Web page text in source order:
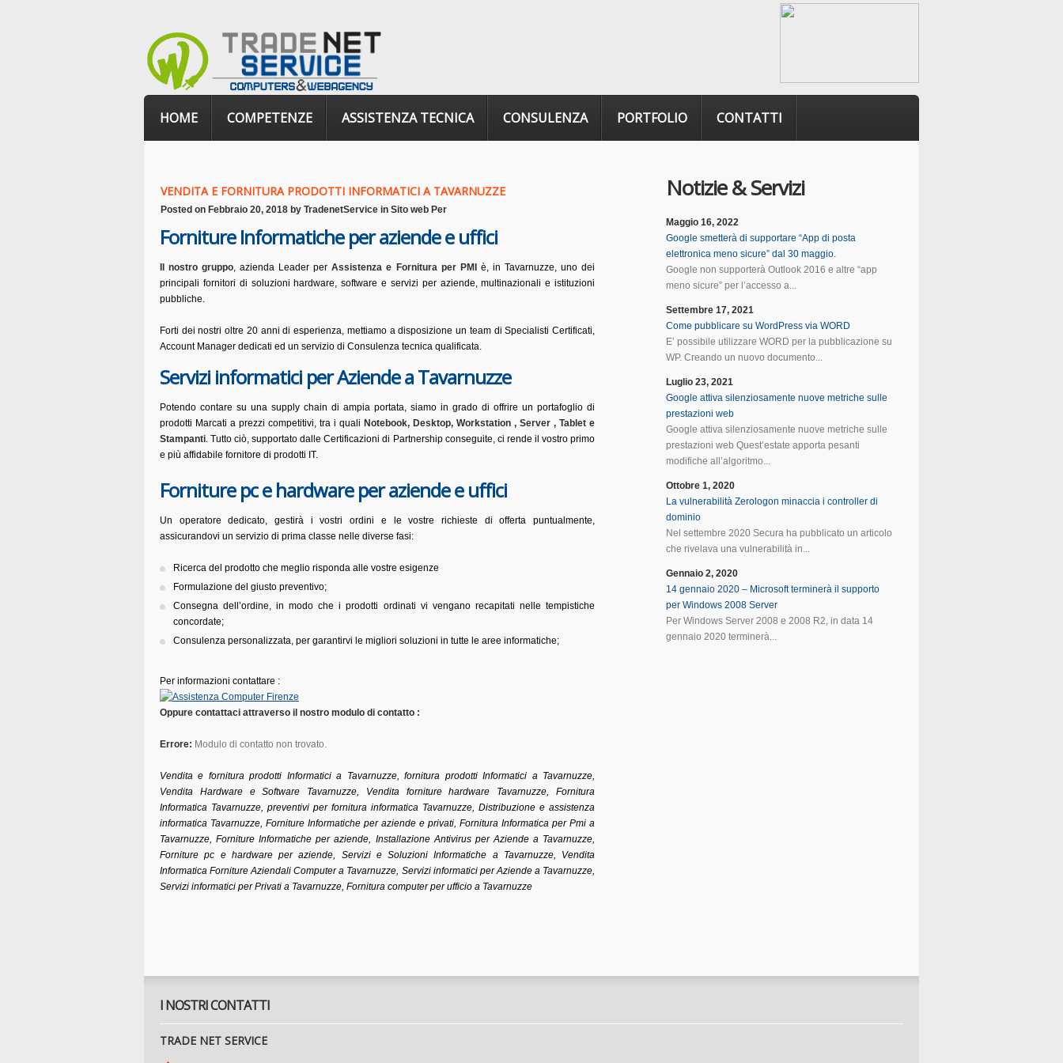
HOME COMPETENZE ASSISTENZA TECNICA CONSULENZA PORTFOLIO CONTATTI
VENDITA E FORNITURA PRODOTTI INFORMATICI A TAVARNUZZE
Posted on Febbraio 20, 2018 by TradenetService in Sito web Per
Forniture Informatiche per aziende e uffici
Il nostro gruppo, azienda Leader perAssistenza e Fornitura per PMI
è, in Tavarnuzze, uno dei
principali fornitori di soluzioni hardware, software e servizi per aziende, multinazionali e istituzioni
pubbliche.
Forti dei nostri oltre 20 anni di esperienza, mettiamo a disposizione un team di Specialisti Certificati,
Account Manager dedicati ed un servizio di Consulenza tecnica qualificata.
Servizi informatici per Aziende a Tavarnuzze
Potendo contare su una supply chain di ampia portata, siamo in grado di offrire un portafoglio di
prodotti Marcati a prezzi competitivi, tra i quali Notebook, Desktop, Workstation , Server , Tablet e
Stampanti. Tutto ciò, supportato dalle Certificazioni di Partnership conseguite, ci rende il vostro primo
e più affidabile fornitore di prodotti IT.
Forniture pc e hardware per aziende e uffici
Un operatore dedicato, gestirà i vostri ordini e le vostre richieste di offerta puntualmente,
assicurandovi un servizio di prima classe nelle diverse fasi:
Ricerca del prodotto che meglio risponda alle vostre esigenze
Formulazione del giusto preventivo;
Consegna dell’ordine, in modo che i prodotti ordinati vi vengano recapitati nelle tempistiche
concordate;
Consulenza personalizzata, per garantirvi le migliori soluzioni in tutte le aree informatiche;
Per informazioni contattare :
Oppure contattaci attraverso il nostro modulo di contatto :
Errore: Modulo di contatto non trovato.
Vendita e fornitura prodotti Informatici a Tavarnuzze, fornitura prodotti Informatici a Tavarnuzze,
Vendita Hardware e Software Tavarnuzze, Vendita forniture hardware Tavarnuzze, Fornitura
Informatica Tavarnuzze, preventivi per fornitura informatica Tavarnuzze, Distribuzione e assistenza
informatica Tavarnuzze, Forniture Informatiche per aziende e privati, Fornitura Informatica per Pmi a
Tavarnuzze, Forniture Informatiche per aziende, Installazione Antivirus per Aziende a Tavarnuzze,
Forniture pc e hardware per aziende, Servizi e Soluzioni Informatiche a Tavarnuzze, Vendita
Informatica Forniture Aziendali Computer a Tavarnuzze, Servizi informatici per Aziende a Tavarnuzze,
Servizi informatici per Privati a Tavarnuzze, Fornitura computer per ufficio a Tavarnuzze
Notizie & Servizi
Maggio 16, 2022
Google smetterà di supportare “App di posta
elettronica meno sicure” dal 30 maggio.
Google non supporterà Outlook 2016 e altre “app
meno sicure” per l’accesso a...
Settembre 17, 2021
Come pubblicare su WordPress via WORD
E’ possibile utilizzare WORD per la pubblicazione su
WP. Creando un nuovo documento...
Luglio 23, 2021
Google attiva silenziosamente nuove metriche sulle
prestazioni web
Google attiva silenziosamente nuove metriche sulle
prestazioni web Quest’estate apporta pesanti
modifiche all’algoritmo...
Ottobre 1, 2020
La vulnerabilità Zerologon minaccia i controller di
dominio
Nel settembre 2020 Secura ha pubblicato un articolo
che rivelava una vulnerabilità in...
Gennaio 2, 2020
14 gennaio 2020 – Microsoft terminerà il supporto
per Windows 2008 Server
Per Windows Server 2008 e 2008 R2, in data 14
gennaio 2020 terminerà...
I NOSTRI CONTATTI
TRADE NET SERVICE